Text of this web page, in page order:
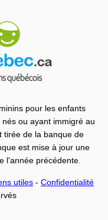
pour les enfants
ou ayant immigré au
tirée de la banque de
est mise à jour une
l'année précédente.
utiles - Confidentialité